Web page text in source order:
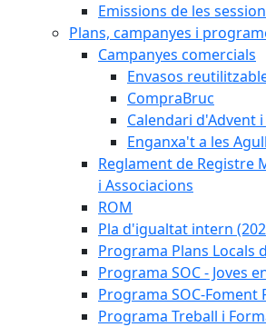
Emissions de les
Plans, campanyes i
Campanyes comercials
Envasos
CompraBruc
Calendari d'Advent
Enganxa't a les
Reglament de Registre
i Associacions
ROM
Pla d'igualtat intern
Programa Plans Locals
Programa SOC - Joves
Programa SOC-Foment
Programa Treball i